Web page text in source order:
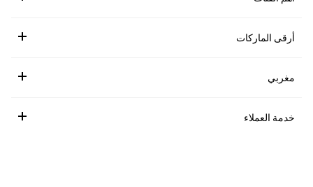
أرقى الماركات
مغربي
خدمة العملاء